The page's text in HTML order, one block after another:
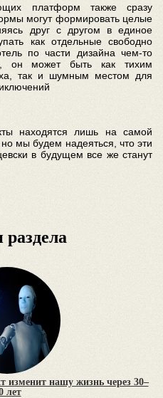
платформ также сразу
могут формировать целые
друг с другом в единое
как отдельные свободно
по части дизайна чем-то
он может быть как тихим
так и шумным местом для
находятся лишь на самой
мы будем надеяться, что эти
в будущем все же станут
раздела
изменит нашу жизнь через 30–
лет